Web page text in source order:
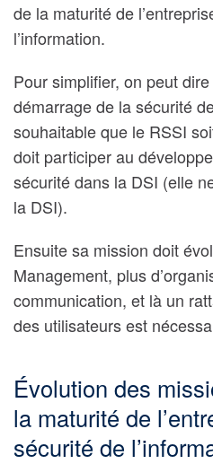
de la maturité de
l’information.
Pour simplifier, on peut
démarrage de la sécurité
souhaitable que le RSSI
doit participer au
sécurité dans la DSI (elle
la DSI).
Ensuite sa mission doit
Management, plus
communication, et là un
des utilisateurs est
Évolution des
la maturité de
sécurité de